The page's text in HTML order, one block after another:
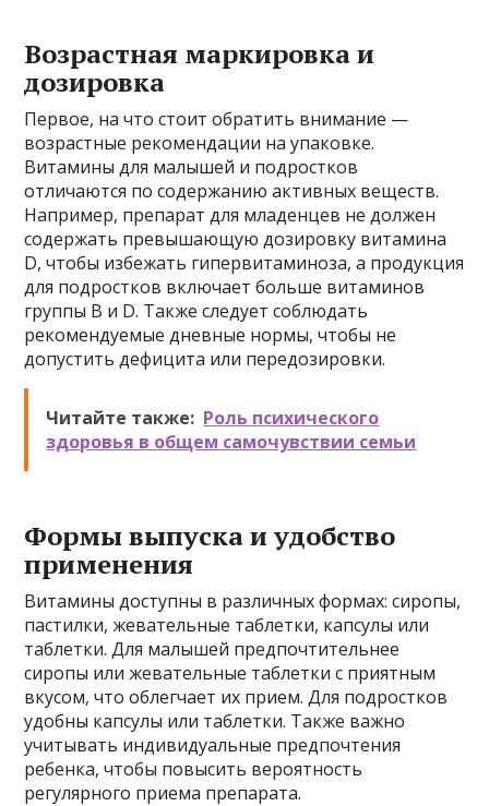
Возрастная маркировка и
дозировка
Первое, на что стоит обратить внимание —
возрастные рекомендации на упаковке.
Витамины для малышей и подростков
отличаются по содержанию активных веществ.
Например, препарат для младенцев не должен
содержать превышающую дозировку витамина
D, чтобы избежать гипервитаминоза, а продукция
для подростков включает больше витаминов
группы В и D. Также следует соблюдать
рекомендуемые дневные нормы, чтобы не
допустить дефицита или передозировки.
Читайте также: Роль психического
здоровья в общем самочувствии семьи
Формы выпуска и удобство
применения
Витамины доступны в различных формах: сиропы,
пастилки, жевательные таблетки, капсулы или
таблетки. Для малышей предпочтительнее
сиропы или жевательные таблетки с приятным
вкусом, что облегчает их прием. Для подростков
удобны капсулы или таблетки. Также важно
учитывать индивидуальные предпочтения
ребенка, чтобы повысить вероятность
регулярного приема препарата.